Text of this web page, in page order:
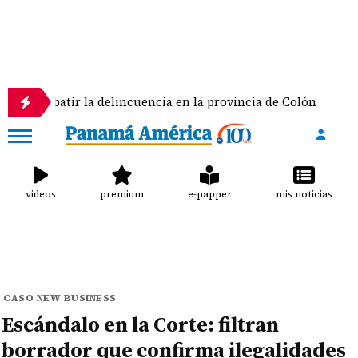
la delincuencia en la provincia de Colón
videos premium e-papper mis noticias
CASO NEW BUSINESS
Escándalo en la Corte: filtran
borrador que confirma ilegalidades